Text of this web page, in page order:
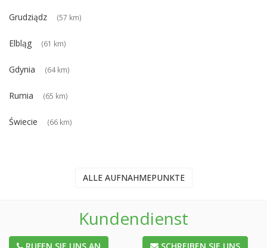
Grudziądz (57 km)
Elbląg (61 km)
Gdynia (64 km)
Rumia (65 km)
Świecie (66 km)
ALLE AUFNAHMEPUNKTE
Kundendienst